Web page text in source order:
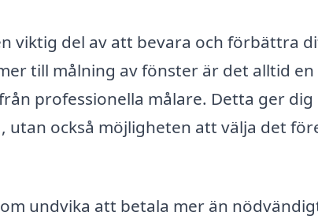
viktig del av att bevara och förbättra
till målning av fönster är det alltid en
professionella målare. Detta ger dig
också möjligheten att välja det
undvika att betala mer än